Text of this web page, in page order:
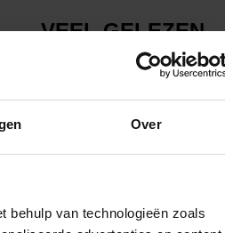
Over
behulp van technologieën zoals